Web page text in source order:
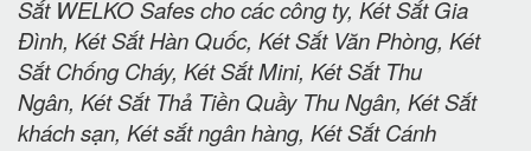
Sắt WELKO Safes cho các công ty, Két Sắt Gia
Đình, Két Sắt Hàn Quốc, Két Sắt Văn Phòng, Két
Sắt Chống Cháy, Két Sắt Mini, Két Sắt Thu
Ngân, Két Sắt Thả Tiền Quầy Thu Ngân, Két Sắt
khách sạn, Két sắt ngân hàng, Két Sắt Cánh